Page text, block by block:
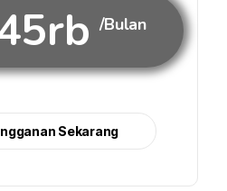
/Bulan
Sekarang